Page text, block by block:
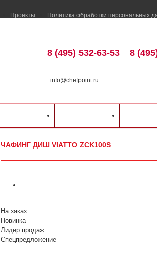
Проекты Политика обработки персональных
8 (495) 532-63-53
info@chefpoint.ru
8
ЧАФИНГ ДИШ VIATTO ZCK100S
На заказ
Новинка
Лидер продаж
Спецпредложение